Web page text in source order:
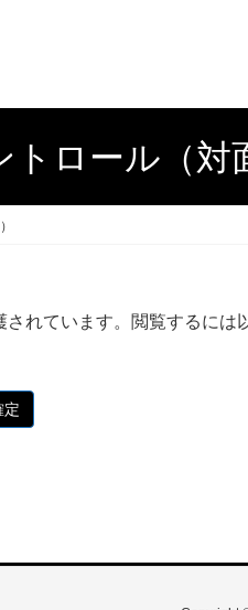
ロール（対
れています。閲覧するには